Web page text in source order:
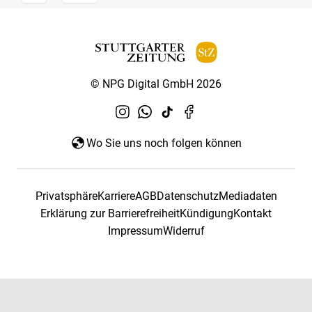
© NPG Digital GmbH 2026
Wo Sie uns noch folgen können
PrivatsphäreKarriereAGBDatenschutzMediadaten
Erklärung zur BarrierefreiheitKündigungKontakt
ImpressumWiderruf